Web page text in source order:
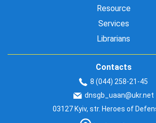
Resource
Services
Librarians
Contacts
8 (044) 258-21-45
dnsgb_uaan@ukr.net
03127 Kyiv, str. Heroes of